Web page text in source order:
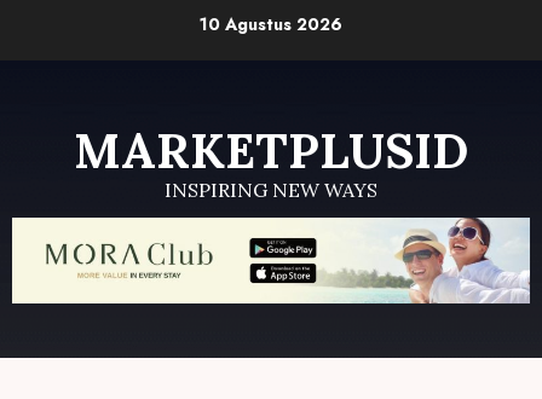
10 Agustus 2026
MARKETPLUSID
INSPIRING NEW WAYS